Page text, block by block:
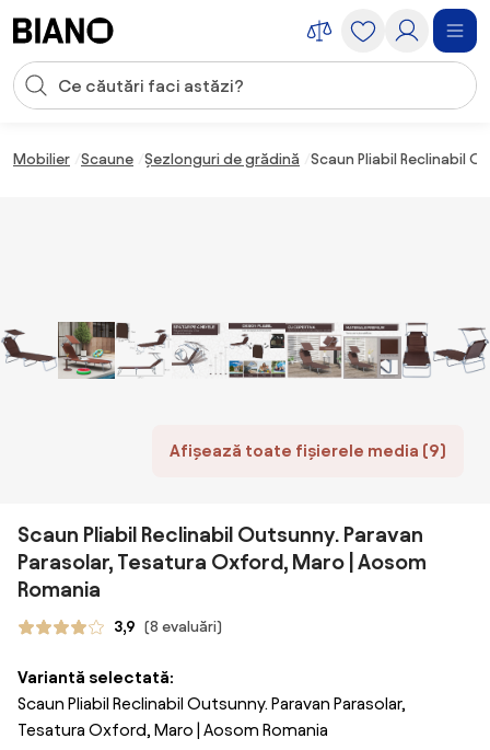
Introducerea căutării
Mobilier Scaune Șezlonguri de grădină Scaun Pliabil Reclinabil
Afișează toate fișierele media (9)
Scaun Pliabil Reclinabil Outsunny. Paravan
Parasolar, Tesatura Oxford, Maro | Aosom
Romania
3,9 (8 evaluări)
Variantă selectată:
Scaun Pliabil Reclinabil Outsunny. Paravan Parasolar,
Tesatura Oxford, Maro | Aosom Romania